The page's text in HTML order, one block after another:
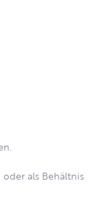
als Behältnis